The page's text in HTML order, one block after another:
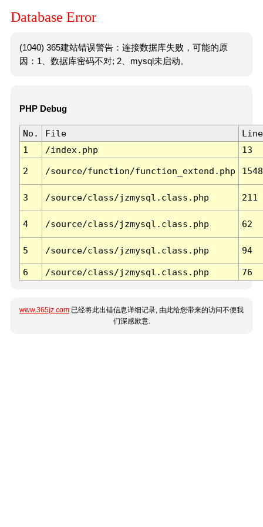
Database Error
(1040) 365建站错误警告：连接数据库失败，可能的原
因：1、数据库密码不对; 2、mysql未启动。
PHP Debug
No. File
Line
1
/index.php 13
2 /source/function/function_extend.php 1548
3 /source/class/jzmysql.class.php 211
4 /source/class/jzmysql.class.php 62
5 /source/class/jzmysql.class.php 94
6 /source/class/jzmysql.class.php 76
www.365jz.com 已经将此出错信息详细记录, 由此给您带来的访问不便我
们深感歉意.